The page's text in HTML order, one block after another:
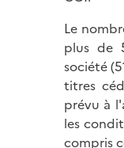
Le
plus de
société
titres
prévu à
les
compris